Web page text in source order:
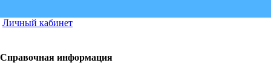
Личный кабинет
Справочная информация